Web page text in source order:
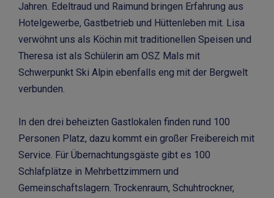
Jahren. Edeltraud und Raimund bringen Erfahrung aus
Hotelgewerbe, Gastbetrieb und Hüttenleben mit. Lisa
verwöhnt uns als Köchin mit traditionellen Speisen und
Theresa ist als Schülerin am OSZ Mals mit
Schwerpunkt Ski Alpin ebenfalls eng mit der Bergwelt
verbunden.
In den drei beheizten Gastlokalen finden rund 100
Personen Platz, dazu kommt ein großer Freibereich mit
Service. Für Übernachtungsgäste gibt es 100
Schlafplätze in Mehrbettzimmern und
Gemeinschaftslagern. Trockenraum, Schuhtrockner,